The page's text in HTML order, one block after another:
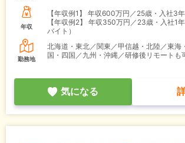
年収
【年収例1】
年収600万円／25歳・入社3年
【年収例2】
年収350万円／23歳・入社1
バイト）
勤務地
北海道・東北／関東／甲信越・北陸／東海
国・四国／九州・沖縄／研修後リモートも
気になる